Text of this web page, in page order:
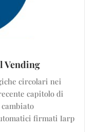
Vending
circolari nei
capitolo di
firmati Iarp